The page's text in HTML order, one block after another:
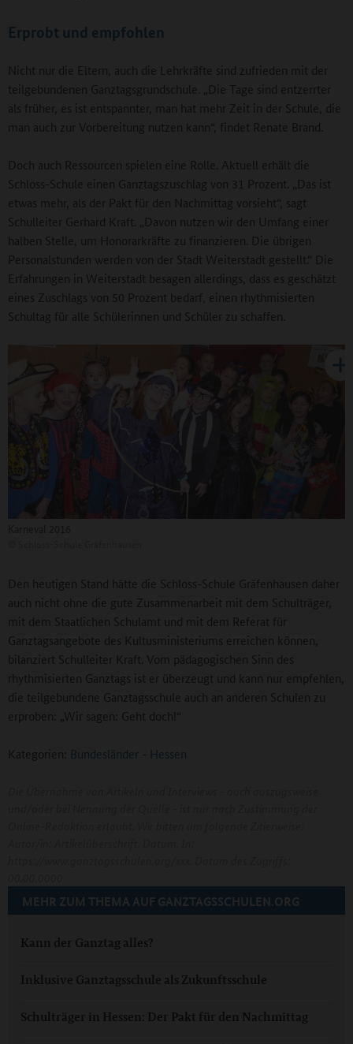
Erprobt und empfohlen
Nicht nur die Eltern, auch die Lehrkräfte sind zufrieden mit der
teilgebundenen Ganztagsgrundschule. „Die Tage sind entzerrter
als früher, es ist entspannter, man hat mehr Zeit in der Schule, die
man auch zur Vorbereitung nutzen kann“, findet Renate Brand.
Doch auch Ressourcen spielen eine Rolle. Aktuell erhält die
Schloss-Schule einen Ganztagszuschlag von 31 Prozent. „Das ist
etwas mehr, als der Pakt für den Nachmittag vorsieht“, sagt
Schulleiter Gerhard Kraft. „Davon nutzen wir den Umfang einer
halben Stelle, um Honorarkräfte zu finanzieren. Die übrigen
Personalstunden werden von der Stadt Weiterstadt gestellt.“ Die
Erfahrungen in Weiterstadt besagen allerdings, dass es geschätzt
eines Zuschlags von 50 Prozent bedarf, einen rhythmisierten
Schultag für alle Schülerinnen und Schüler zu schaffen.
Den heutigen Stand hätte die Schloss-Schule Gräfenhausen daher
auch nicht ohne die gute Zusammenarbeit mit dem Schulträger,
mit dem Staatlichen Schulamt und mit dem Referat für
Ganztagsangebote des Kultusministeriums erreichen können,
bilanziert Schulleiter Kraft. Vom pädagogischen Sinn des
rhythmisierten Ganztags ist er überzeugt und kann nur empfehlen,
die teilgebundene Ganztagsschule auch an anderen Schulen zu
erproben: „Wir sagen: Geht doch!“
Kategorien: Bundesländer - Hessen
MEHR ZUM THEMA AUF GANZTAGSSCHULEN.ORG
Kann der Ganztag alles?
Inklusive Ganztagsschule als Zukunftsschule
Schulträger in Hessen: Der Pakt für den Nachmittag